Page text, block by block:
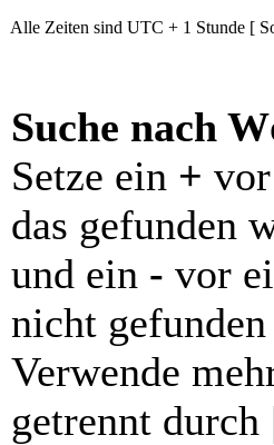
Alle Zeiten sind UTC + 1 Stunde [
Suche nach
Setze ein +
das gefunden
und ein - vor
nicht
Verwende
getrennt durch